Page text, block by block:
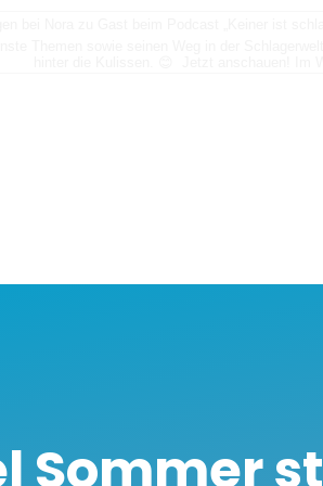
bei Nora zu Gast beim Podcast „Keiner ist
Themen sowie seinen Weg in der
Sommer